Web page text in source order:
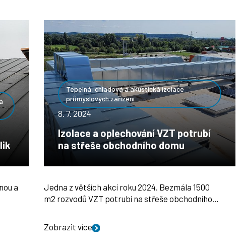
a
Tepelná, chladová a akustická izolace
průmyslových zařízení
8. 7. 2024
Izolace a oplechování VZT potrubí
na střeše obchodního domu
Jedna z větších akcí roku 2024. Bezmála 1500
m2 rozvodů VZT potrubí na střeše obchodního…
Zobrazit více